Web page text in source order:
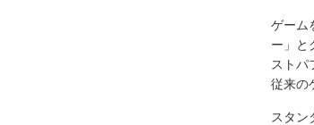
ゲーム
ー」と
ストパ
従来の
スタン